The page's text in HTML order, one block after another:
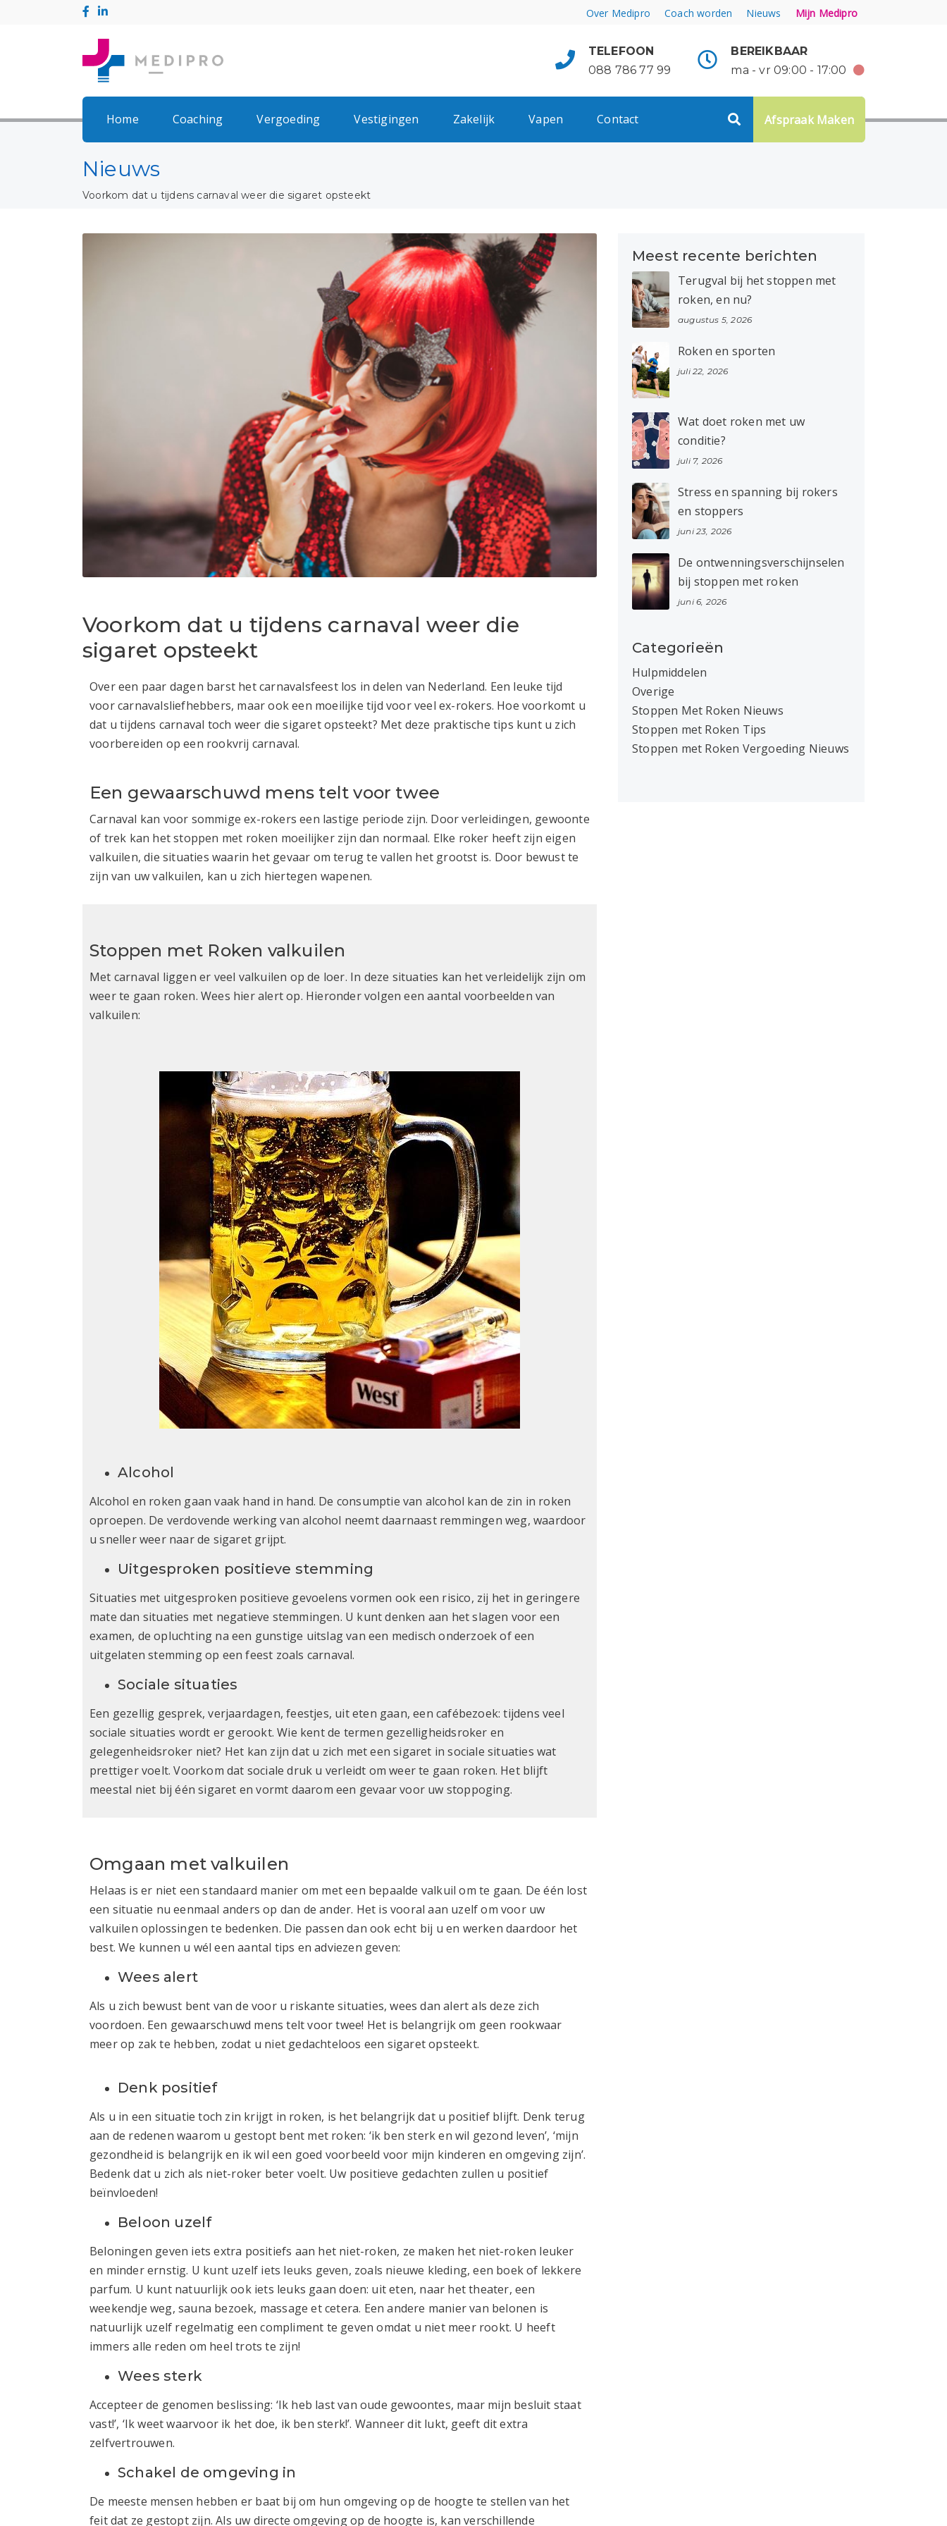
Over Medipro Coach worden Nieuws Mijn Medipro
TELEFOON
088 786 77 99
BEREIKBAAR
ma - vr 09:00 - 17:00
Home Coaching Vergoeding Vestigingen Zakelijk Vapen Contact Afspraak Maken
Nieuws
Voorkom dat u tijdens carnaval weer die sigaret opsteekt
Voorkom dat u tijdens carnaval weer die
sigaret opsteekt
Over een paar dagen barst het carnavalsfeest los in delen van Nederland. Een leuke tijd
voor carnavalsliefhebbers, maar ook een moeilijke tijd voor veel ex-rokers. Hoe voorkomt u
dat u tijdens carnaval toch weer die sigaret opsteekt? Met deze praktische tips kunt u zich
voorbereiden op een rookvrij carnaval.
Een gewaarschuwd mens telt voor twee
Carnaval kan voor sommige ex-rokers een lastige periode zijn. Door verleidingen, gewoonte
of trek kan het stoppen met roken moeilijker zijn dan normaal. Elke roker heeft zijn eigen
valkuilen, die situaties waarin het gevaar om terug te vallen het grootst is. Door bewust te
zijn van uw valkuilen, kan u zich hiertegen wapenen.
Stoppen met Roken valkuilen
Met carnaval liggen er veel valkuilen op de loer. In deze situaties kan het verleidelijk zijn om
weer te gaan roken. Wees hier alert op. Hieronder volgen een aantal voorbeelden van
valkuilen:
Alcohol
Alcohol en roken gaan vaak hand in hand. De consumptie van alcohol kan de zin in roken
oproepen. De verdovende werking van alcohol neemt daarnaast remmingen weg, waardoor
u sneller weer naar de sigaret grijpt.
Uitgesproken positieve stemming
Situaties met uitgesproken positieve gevoelens vormen ook een risico, zij het in geringere
mate dan situaties met negatieve stemmingen. U kunt denken aan het slagen voor een
examen, de opluchting na een gunstige uitslag van een medisch onderzoek of een
uitgelaten stemming op een feest zoals carnaval.
Sociale situaties
Een gezellig gesprek, verjaardagen, feestjes, uit eten gaan, een cafébezoek: tijdens veel
sociale situaties wordt er gerookt. Wie kent de termen gezelligheidsroker en
gelegenheidsroker niet? Het kan zijn dat u zich met een sigaret in sociale situaties wat
prettiger voelt. Voorkom dat sociale druk u verleidt om weer te gaan roken. Het blijft
meestal niet bij één sigaret en vormt daarom een gevaar voor uw stoppoging.
Omgaan met valkuilen
Helaas is er niet een standaard manier om met een bepaalde valkuil om te gaan. De één lost
een situatie nu eenmaal anders op dan de ander. Het is vooral aan uzelf om voor uw
valkuilen oplossingen te bedenken. Die passen dan ook echt bij u en werken daardoor het
best. We kunnen u wél een aantal tips en adviezen geven:
Wees alert
Als u zich bewust bent van de voor u riskante situaties, wees dan alert als deze zich
voordoen. Een gewaarschuwd mens telt voor twee! Het is belangrijk om geen rookwaar
meer op zak te hebben, zodat u niet gedachteloos een sigaret opsteekt.
Denk positief
Als u in een situatie toch zin krijgt in roken, is het belangrijk dat u positief blijft. Denk terug
aan de redenen waarom u gestopt bent met roken: ‘ik ben sterk en wil gezond leven’, ‘mijn
gezondheid is belangrijk en ik wil een goed voorbeeld voor mijn kinderen en omgeving zijn’.
Bedenk dat u zich als niet-roker beter voelt. Uw positieve gedachten zullen u positief
beïnvloeden!
Beloon uzelf
Beloningen geven iets extra positiefs aan het niet-roken, ze maken het niet-roken leuker
en minder ernstig. U kunt uzelf iets leuks geven, zoals nieuwe kleding, een boek of lekkere
parfum. U kunt natuurlijk ook iets leuks gaan doen: uit eten, naar het theater, een
weekendje weg, sauna bezoek, massage et cetera. Een andere manier van belonen is
natuurlijk uzelf regelmatig een compliment te geven omdat u niet meer rookt. U heeft
immers alle reden om heel trots te zijn!
Wees sterk
Accepteer de genomen beslissing: ‘Ik heb last van oude gewoontes, maar mijn besluit staat
vast!’, ‘Ik weet waarvoor ik het doe, ik ben sterk!’. Wanneer dit lukt, geeft dit extra
zelfvertrouwen.
Schakel de omgeving in
De meeste mensen hebben er baat bij om hun omgeving op de hoogte te stellen van het
feit dat ze gestopt zijn. Als uw directe omgeving op de hoogte is, kan verschillende
Meest recente berichten
Terugval bij het stoppen met
roken, en nu?
augustus 5, 2026
Roken en sporten
juli 22, 2026
Wat doet roken met uw
conditie?
juli 7, 2026
Stress en spanning bij rokers
en stoppers
juni 23, 2026
De ontwenningsverschijnselen
bij stoppen met roken
juni 6, 2026
Categorieën
Hulpmiddelen
Overige
Stoppen Met Roken Nieuws
Stoppen met Roken Tips
Stoppen met Roken Vergoeding Nieuws